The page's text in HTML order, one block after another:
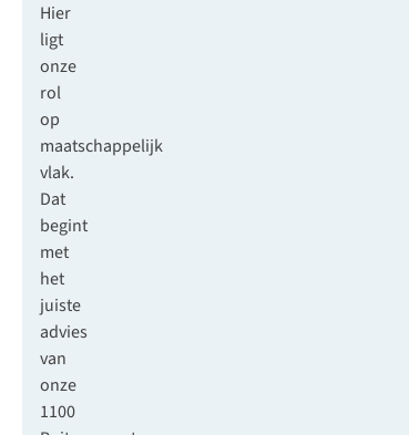
Hier
ligt
onze
rol
op
maatschappelijk
vlak.
Dat
begint
met
het
juiste
advies
van
onze
1100